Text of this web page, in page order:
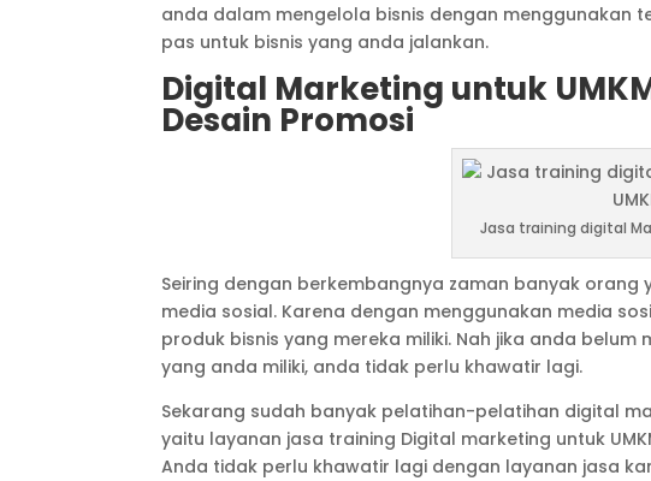
anda dalam mengelola bisnis dengan menggunakan
pas untuk bisnis yang anda jalankan.
Digital Marketing untuk
Desain Promosi
Jasa training digital
Seiring dengan berkembangnya zaman banyak
media sosial. Karena dengan menggunakan media
produk bisnis yang mereka miliki. Nah jika anda
yang anda miliki, anda tidak perlu khawatir lagi.
Sekarang sudah banyak pelatihan-pelatihan digital
yaitu layanan jasa training Digital marketing untuk
Anda tidak perlu khawatir lagi dengan layanan jasa